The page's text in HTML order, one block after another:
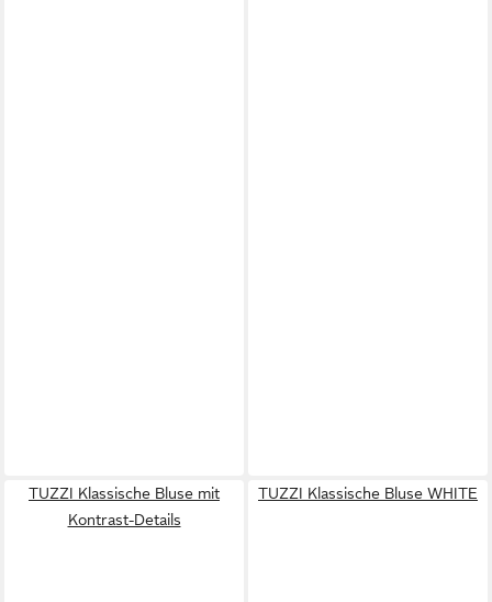
TUZZI Klassische Bluse mit
Kontrast-Details
TUZZI Klassische Bluse WHITE